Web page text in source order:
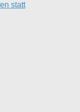
statt